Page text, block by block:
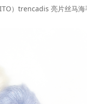
）
）trencadis 亮片丝马海